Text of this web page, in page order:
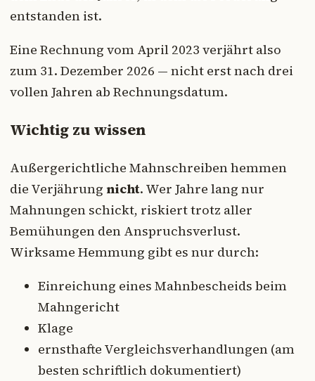
entstanden ist.
Eine Rechnung vom April 2023 verjährt also
zum 31. Dezember 2026 — nicht erst nach drei
vollen Jahren ab Rechnungsdatum.
Wichtig zu wissen
Außergerichtliche Mahnschreiben hemmen
die Verjährung nicht. Wer Jahre lang nur
Mahnungen schickt, riskiert trotz aller
Bemühungen den Anspruchsverlust.
Wirksame Hemmung gibt es nur durch:
Einreichung eines Mahnbescheids beim
Mahngericht
Klage
ernsthafte Vergleichsverhandlungen (am
besten schriftlich dokumentiert)